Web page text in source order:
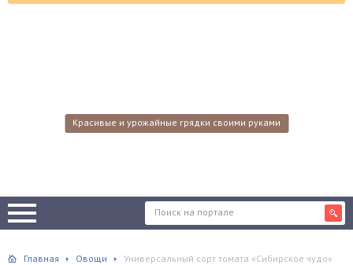
Красивые и урожайные грядки своими руками
Главная Овощи Универсальный сорт томата «Сибирское чудо»